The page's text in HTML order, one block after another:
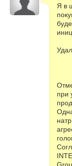
Я в
при